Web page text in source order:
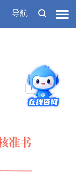
导航
T T